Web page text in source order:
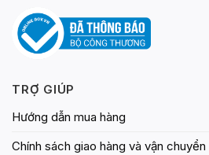
TRỢ GIÚP
Hướng dẫn mua hàng
Chính sách giao hàng và vận chuyển